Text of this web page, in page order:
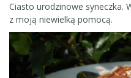
Ciasto urodzinowe syneczka.
z moją niewielką pomocą.